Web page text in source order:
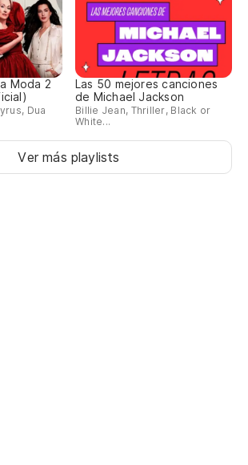
Moda 2
Dua
Las 50 mejores canciones
de Michael Jackson
Billie Jean, Thriller, Black or
White...
Ver más playlists